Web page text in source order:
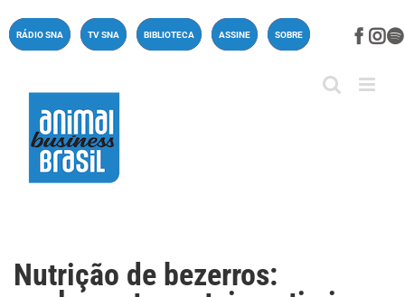
paraRÁDIO SNA TV SNA BIBLIOTECA ASSINE SOBRE
Nutrição de bezerros: